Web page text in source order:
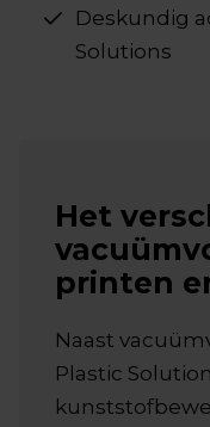
Deskundig
Solutions
Het
printen
Naast
Plastic